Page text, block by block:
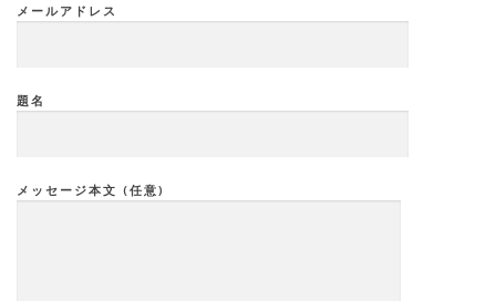
メールアドレス
題名
メッセージ本文 (任意)